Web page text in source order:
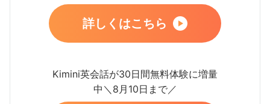
詳しくはこちら
Kimini英会話が30日間無料体験に増量
中＼8月10日まで／